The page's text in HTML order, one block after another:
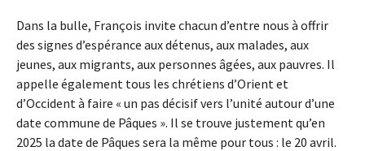
Dans la bulle, François invite chacun d’entre nous à offrir
des signes d’espérance aux détenus, aux malades, aux
jeunes, aux migrants, aux personnes âgées, aux pauvres. Il
appelle également tous les chrétiens d’Orient et
d’Occident à faire « un pas décisif vers l’unité autour d’une
date commune de Pâques ». Il se trouve justement qu’en
2025 la date de Pâques sera la même pour tous : le 20 avril.